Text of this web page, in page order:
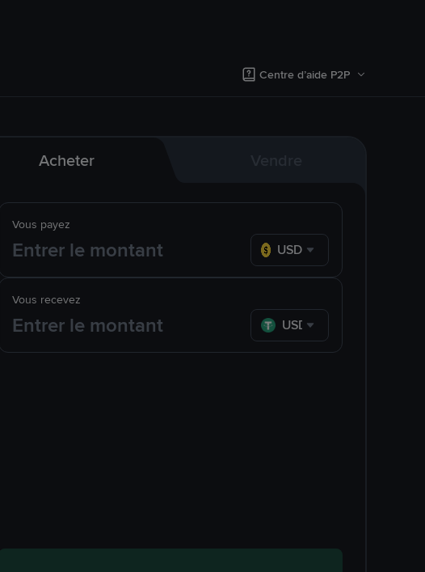
Centre d’aide P2P
Acheter
Vous payez
USD
Vous recevez
USDT